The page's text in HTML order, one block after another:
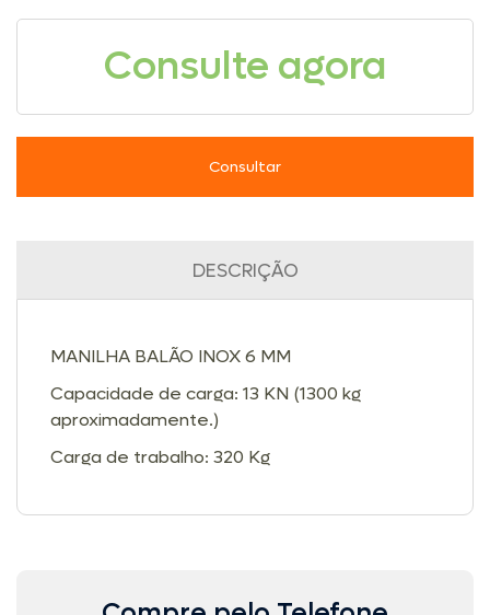
Consulte agora
Consultar
DESCRIÇÃO
MANILHA BALÃO INOX 6 MM
Capacidade de carga: 13 KN (1300 kg
aproximadamente.)
Carga de trabalho: 320 Kg